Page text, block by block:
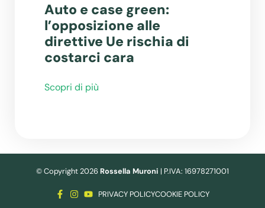
Auto e case green:
l’opposizione alle
direttive Ue rischia di
costarci cara
Scopri di più
© Copyright 2026 Rossella Muroni | P.IVA: 16978271001
PRIVACY POLICYCOOKIE POLICY